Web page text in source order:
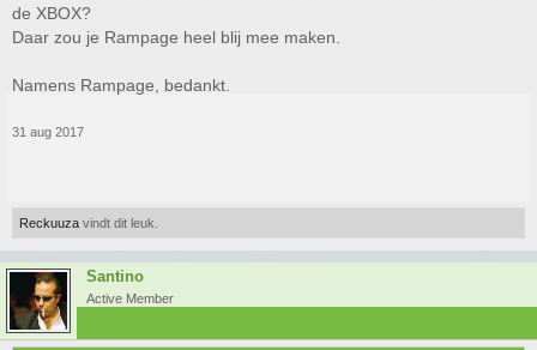
de XBOX?
Daar zou je Rampage heel blij mee maken.
Namens Rampage, bedankt.
31 aug 2017
Reckuuza vindt dit leuk.
Santino
Active Member